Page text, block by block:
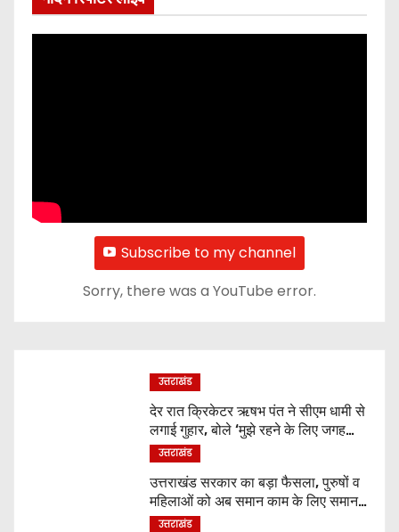
Subscribe to my channel
Sorry, there was a YouTube error.
उत्तराखंड
देर रात क्रिकेटर ऋषभ पंत ने सीएम धामी से
लगाई गुहार, बोले ‘मुझे रहने के लिए जगह
नहीं मिल रही’
उत्तराखंड
उत्तराखंड सरकार का बड़ा फैसला, पुरुषों व
महिलाओं को अब समान काम के लिए समान
वेतन
उत्तराखंड